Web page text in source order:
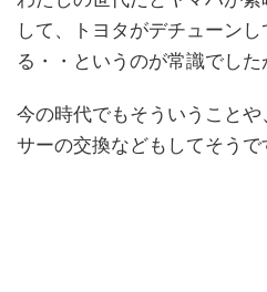
して、トヨタがデチューン
る・・というのが常識でした
今の時代でもそういうこと
サーの交換などもしてそうで